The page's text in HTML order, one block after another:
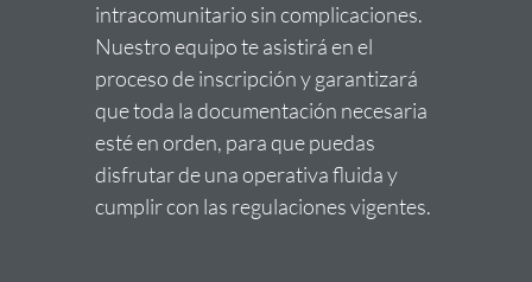
intracomunitario sin complicaciones.
Nuestro equipo te asistirá en el
proceso de inscripción y garantizará
que toda la documentación necesaria
esté en orden, para que puedas
disfrutar de una operativa fluida y
cumplir con las regulaciones vigentes.